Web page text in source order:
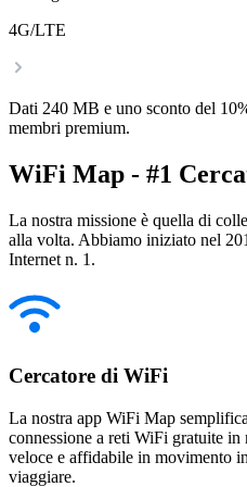
4G/LTE
Dati 240 MB e uno sconto del
membri premium.
WiFi Map - #1
La nostra missione è quella di
alla volta. Abbiamo iniziato nel
Internet n. 1.
Cercatore di WiFi
La nostra app WiFi Map
connessione a reti WiFi gratuite
veloce e affidabile in movimento
viaggiare.